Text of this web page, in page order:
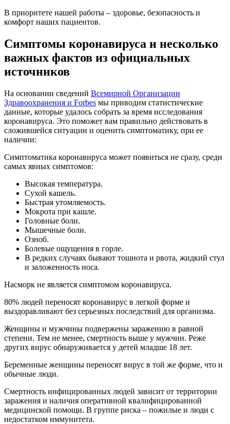
В приоритете нашей работы – здоровье, безопасность и
комфорт наших пациентов.
Симптомы коронавируса и несколько
важных фактов из официальных
источников
На основании сведений Всемирной Организации
Здравоохранения и Forbes мы приводим статистические
данные, которые удалось собрать за время исследования
коронавируса. Это поможет вам правильно действовать в
сложившейся ситуации и оценить симптоматику, при ее
наличии:
Симптоматика коронавируса может появиться не сразу, среди
самых явных симптомов:
Высокая температура.
Сухой кашель.
Быстрая утомляемость.
Мокрота при кашле.
Головные боли.
Мышечные боли.
Озноб.
Болевые ощущения в горле.
В редких случаях бывают тошнота и рвота, жидкий стул
и заложенность носа.
Насморк не является симптомом коронавируса.
80% людей переносят коронавирус в легкой форме и
выздоравливают без серьезных последствий для организма.
Женщины и мужчины подвержены заражению в равной
степени. Тем не менее, смертность выше у мужчин. Реже
других вирус обнаруживается у детей младше 18 лет.
Беременные женщины переносят вирус в той же форме, что и
обычные люди.
Смертность инфицированных людей зависит от территории
заражения и наличия оперативной квалифицированной
медицинской помощи. В группе риска – пожилые и люди с
недостатком иммунитета.